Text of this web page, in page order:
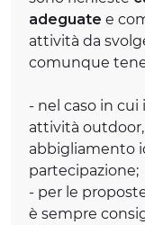
adeguate e
attività da
comunque
- nel caso in
attività
abbigliamento
partecipazione;
- per le
è sempre